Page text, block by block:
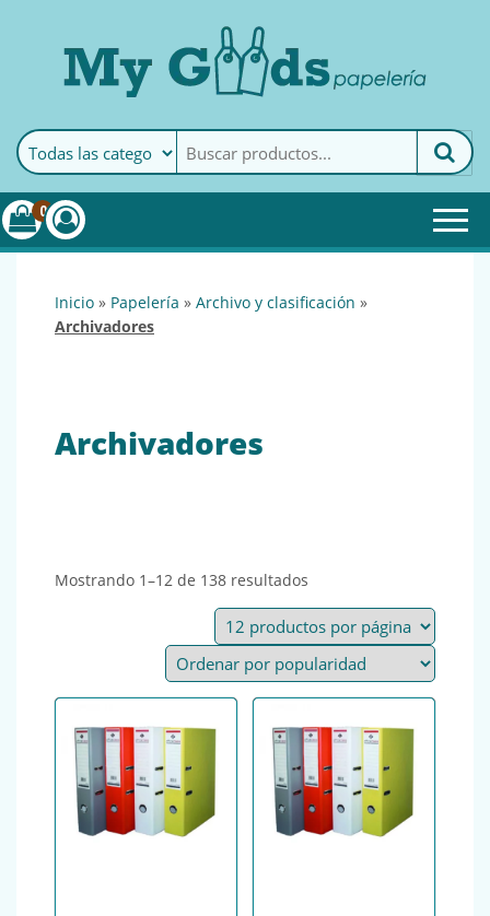
MyGoods · PapeleríaMy Goods es tu papelería
online de confianza. Podrás
encontrar todo lo necesario
0
inicio » papelería » archivo y clasificación »
archivadores
Archivadores
Mostrando 1–12 de 138 resultados